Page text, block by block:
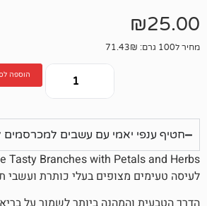
הוספה לסל
עם עשבים למכרסמים ליטל וואן 35 גרם
Little One Tasty Branches with Petals and Herbs – ענפי
בעלי כותרת ועשבי תיבול למכרסמים